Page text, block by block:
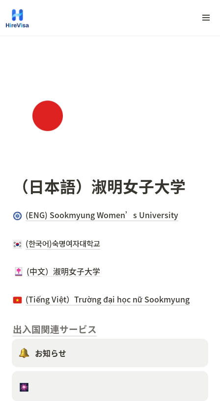
（日本語）淑明女子大学
(ENG) Sookmyung Women’s University
(한국어)숙명여자대학교
(中文）淑明女子大学
(Tiếng Việt）Trường đại học nữ Sookmyung
出入国関連サービス
お知らせ